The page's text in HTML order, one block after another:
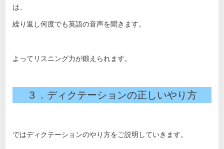
は、
繰り返し何度でも英語の音声を聞きます。
よってリスニング力が鍛えられます。
３．ディクテーションの正しいやり方
ではディクテーションのやり方をご説明していきます。